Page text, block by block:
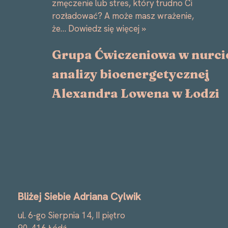
zmęczenie lub stres, który trudno Ci
rozładować? A może masz wrażenie,
że… Dowiedz się więcej »
Grupa Ćwiczeniowa w
analizy bioenergetycznej
Alexandra Lowena w Łodzi
Bliżej Siebie Adriana Cylwik
ul. 6-go Sierpnia 14, II piętro